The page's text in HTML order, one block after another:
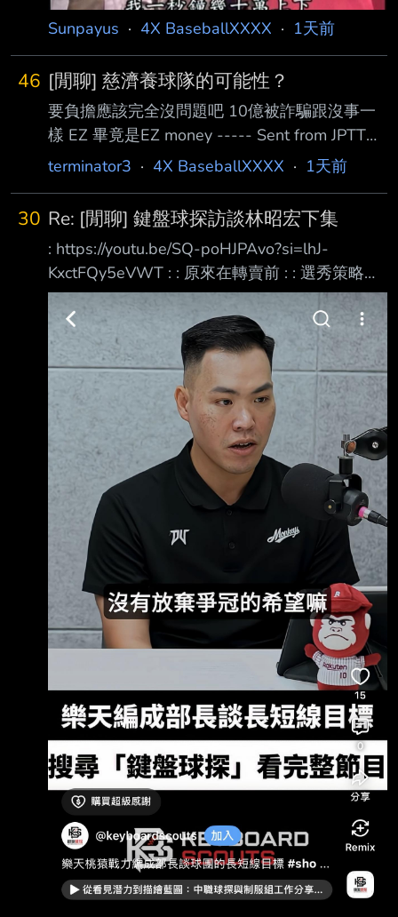
Sunpayus · 4X BaseballXXXX · 1天前
46 [閒聊] 慈濟養球隊的可能性？
要負擔應該完全沒問題吧 10億被詐騙跟沒事一
樣 EZ 畢竟是EZ money ----- Sent from JPTT
on my iPhone --
terminator3 · 4X BaseballXXXX · 1天前
30 Re: [閒聊] 鍵盤球探訪談林昭宏下集
: https://youtu.be/SQ-poHJPAvo?si=lhJ-
KxctFQy5eVWT : : 原來在轉賣前 : : 選秀策略的
變化早已有端倪 : : 不過義大在轉賣那年 : : 選的
還是大寶 : : 雖然花賢差點簽不下來 : : 但選秀策
略似乎沒受轉賣風波影響? : : -- 昭宏真的很像大
聖(X) https://i.imgur.com/nn0HM4H.jpeg
https://i.imgur.com/vQ92QRr.jpeg 這兩集真的非
常好聽 剛聽完下集印象最深刻的幾個點 1.何品
是